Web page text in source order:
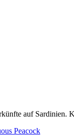
auf Sardinien.
Peacock